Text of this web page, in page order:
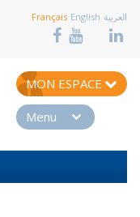
Français English العربية
MON ESPACE
Menu